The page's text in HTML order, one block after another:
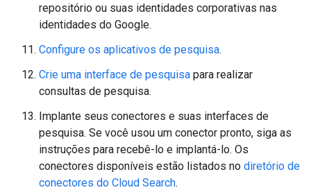
repositório ou suas identidades corporativas nas
identidades do Google.
Configure os aplicativos de pesquisa.
Crie uma interface de pesquisa para realizar
consultas de pesquisa.
Implante seus conectores e suas interfaces de
pesquisa. Se você usou um conector pronto, siga as
instruções para recebê-lo e implantá-lo. Os
conectores disponíveis estão listados no diretório de
conectores do Cloud Search.